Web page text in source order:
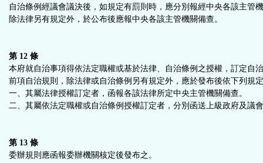
自治條例經議會議決後，如規定有罰則時，應分別報經中央各該主管
除法律另有規定外，於公布後應報中央各該主管機關備查。
第 12 條
本府就自治事項得依法定職權或基於法律、自治條例之授權，訂定自
前項自治規則，除法律或自治條例另有規定外，應於發布後依下列規
一、其屬法律授權訂定者，函報各該法律所定中央主管機關備
二、其屬依法定職權或自治條例授權訂定者，分別函送上級政府及議
第 13 條
委辦規則應函報委辦機關核定後發布之。